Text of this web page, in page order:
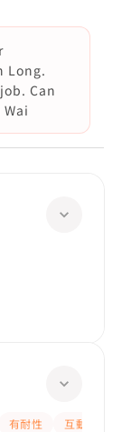
Long.
Can
有耐性
互動教學